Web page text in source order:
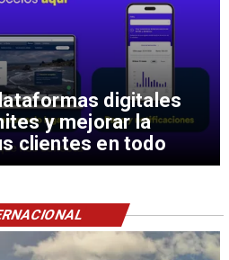
digitales
y mejorar la
clientes en todo